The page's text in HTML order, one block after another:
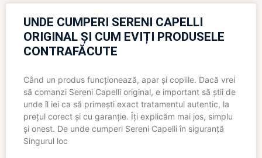
UNDE CUMPERI SERENI CAPELLI
ORIGINAL ȘI CUM EVIȚI PRODUSELE
CONTRAFĂCUTE
Când un produs funcționează, apar și copiile. Dacă vrei
să comanzi Sereni Capelli original, e important să știi de
unde îl iei ca să primești exact tratamentul autentic, la
prețul corect și cu garanție. Îți explicăm mai jos, simplu
și onest. De unde cumperi Sereni Capelli în siguranță
Singurul loc